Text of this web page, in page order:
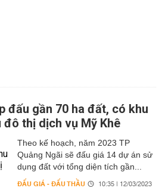
đấu gần 70 ha đất, có khu
đô thị dịch vụ Mỹ Khê
Theo kế hoạch, năm 2023 TP
Quảng Ngãi sẽ đấu giá 14 dự án sử
dụng đất với tổng diện tích gần...
ĐẤU GIÁ - ĐẤU THẦU 10:35 | 12/03/2023